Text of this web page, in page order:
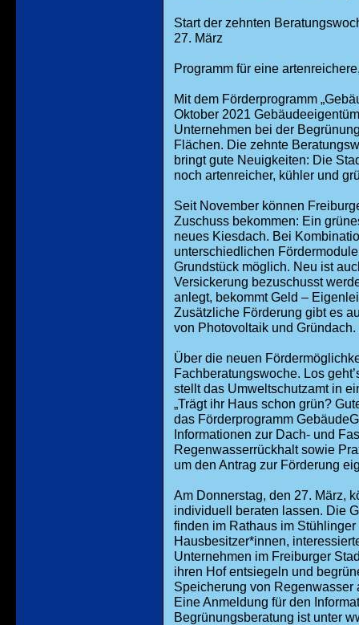
Start der zehnten
27. März
Programm für eine
Mit dem Förderprogramm
Oktober 2021
Unternehmen bei der
Flächen. Die zehnte
bringt gute Neuigkeiten: Die
noch artenreicher, kühler und
Seit November können
Zuschuss bekommen: Ein
neues Kiesdach. Bei
unterschiedlichen
Grundstück möglich. Neu ist
Versickerung bezuschusst
anlegt, bekommt Geld –
Zusätzliche Förderung gibt es
von Photovoltaik und Gründach.
Über die neuen
Fachberatungswoche. Los
stellt das Umweltschutzamt in
„Trägt ihr Haus schon grün?
das Förderprogramm
Informationen zur Dach- und
Regenwasserrückhalt sowie
um den Antrag zur Förderung
Am Donnerstag, den 27. März,
individuell beraten lassen. Die
finden im Rathaus im
Hausbesitzer*innen,
Unternehmen im Freiburger
ihren Hof entsiegeln und
Speicherung von Regenwasser
Eine Anmeldung für den
Begrünungsberatung ist unter